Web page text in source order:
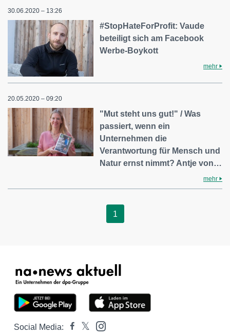
30.06.2020 – 13:26
#StopHateForProfit: Vaude
beteiligt sich am Facebook
Werbe-Boykott
mehr
20.05.2020 – 09:20
"Mut steht uns gut!" / Was
passiert, wenn ein
Unternehmen die
Verantwortung für Mensch und
Natur ernst nimmt? Antje von…
mehr
1
Social Media: